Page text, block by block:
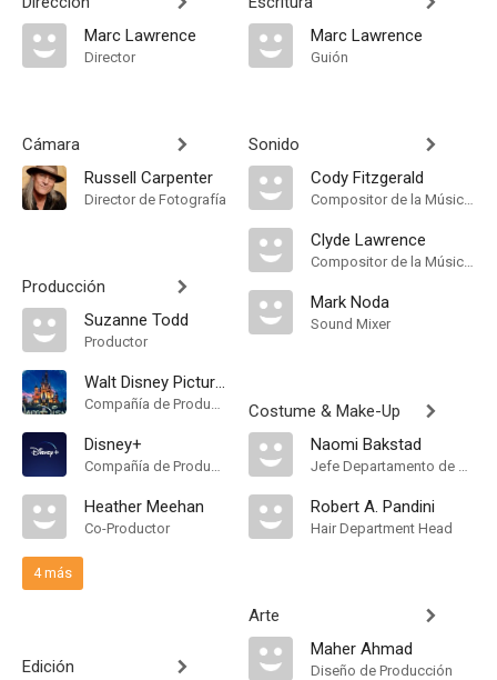
Marc Lawrence
Director
Cámara
Russell Carpenter
Director de Fotografía
Producción
Suzanne Todd
Productor
Walt Disney Pictures
Compañía de Produccion
Disney+
Compañía de Produccion
Heather Meehan
Co-Productor
4 más
Edición
Marc Lawrence
Guión
Sonido
Cody Fitzgerald
Compositor de la Música Original
Clyde Lawrence
Compositor de la Música Original, Songs
Mark Noda
Sound Mixer
Costume & Make-Up
Naomi Bakstad
Jefe Departamento de Maquillaje
Robert A. Pandini
Hair Department Head
Arte
Maher Ahmad
Diseño de Producción